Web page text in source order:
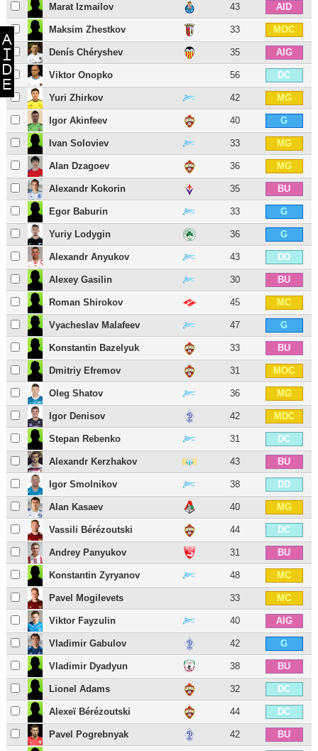
Marat Izmailov 43 AID
Maksim Zhestkov 33 MOC
Denís Chéryshev 35 AIG
Viktor Onopko 56 DC
Yuri Zhirkov 42 MG
Igor Akinfeev 40 G
Ivan Soloviev 33 MG
Alan Dzagoev 36 MG
Alexandr Kokorin 35 BU
Egor Baburin 33 G
Yuriy Lodygin 36 G
Alexandr Anyukov 43 DD
Alexey Gasilin 30 BU
Roman Shirokov 45 MC
Vyacheslav Malafeev 47 G
Konstantin Bazelyuk 33 BU
Dmitriy Efremov 31 MOC
Oleg Shatov 36 MG
Igor Denisov 42 MDC
Stepan Rebenko 31 DC
Alexandr Kerzhakov 43 BU
Igor Smolnikov 38 DD
Alan Kasaev 40 MG
Vassili Bérézoutski 44 DC
Andrey Panyukov 31 BU
Konstantin Zyryanov 48 MC
Pavel Mogilevets 33 MC
Viktor Fayzulin 40 AIG
Vladimir Gabulov 42 G
Vladimir Dyadyun 38 BU
Lionel Adams 32 DC
Alexeï Bérézoutski 44 DC
Pavel Pogrebnyak 42 BU